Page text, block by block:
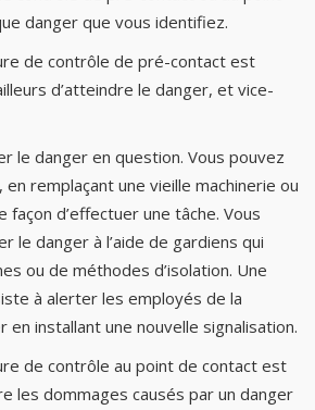
danger que vous identifiez.
de contrôle de pré-contact est
d’atteindre le danger, et vice-
le danger en question. Vous pouvez
remplaçant une vieille machinerie ou
d’effectuer une tâche. Vous
le danger à l’aide de gardiens qui
ou de méthodes d’isolation. Une
à alerter les employés de la
en installant une nouvelle signalisation.
de contrôle au point de contact est
les dommages causés par un danger